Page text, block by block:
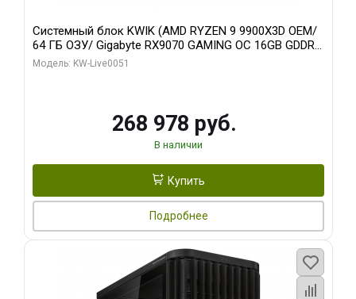
Системный блок KWIK (AMD RYZEN 9 9900X3D OEM/
64 ГБ ОЗУ/ Gigabyte RX9070 GAMING OC 16GB GDDR6
256bit 2xDP 2xH/ 960 ГБ SSD)
Модель: KW-Live0051
268 978 руб.
В наличии
Купить
Подробнее